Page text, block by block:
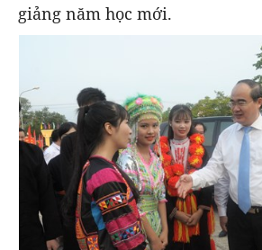
giảng năm học mới.